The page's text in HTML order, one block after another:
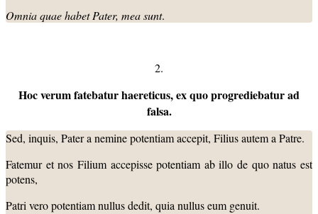
Omnia quae habet Pater, mea sunt.
2.
Hoc verum fatebatur haereticus, ex quo progrediebatur ad
falsa.
Sed, inquis, Pater a nemine potentiam accepit, Filius autem a Patre.
Fatemur et nos Filium accepisse potentiam ab illo de quo natus est
potens,
Patri vero potentiam nullus dedit, quia nullus eum genuit.